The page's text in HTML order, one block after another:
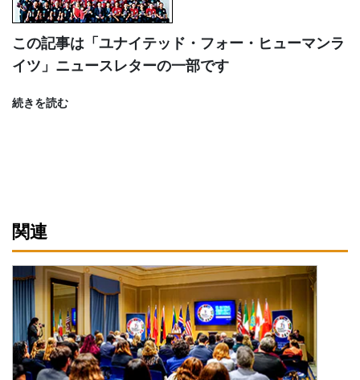
この記事は「ユナイテッド・フォー・ヒューマンラ
イツ」ニュースレターの一部です
続きを読む
関連